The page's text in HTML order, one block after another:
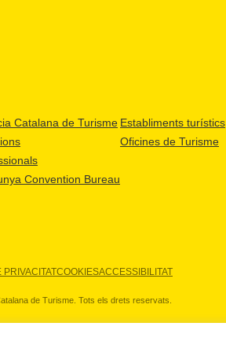
Catalana de Turisme
Convention Bureau
Establiments turístics
Oficines de Turisme
PRIVACITATCOOKIESACCESSIBILITAT
de Turisme. Tots els drets reservats.